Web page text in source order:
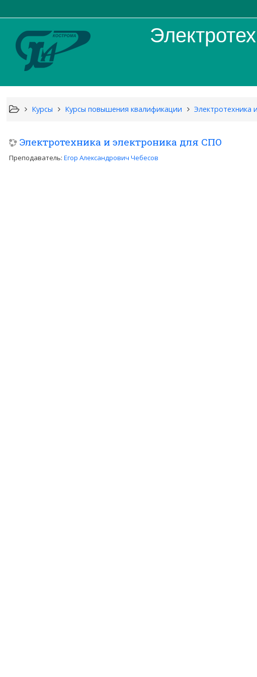
Курсы Курсы повышения квалификации Электротехника
Электротехника и электроника для СПО
Преподаватель:Егор Александрович Чебесов